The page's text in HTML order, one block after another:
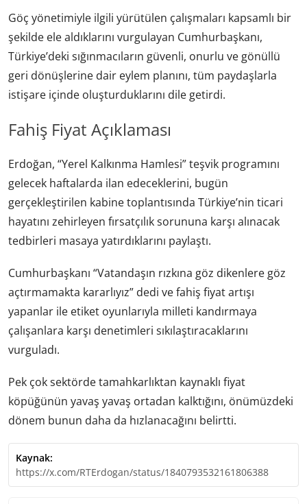
Göç yönetimiyle ilgili yürütülen çalışmaları kapsamlı bir
şekilde ele aldıklarını vurgulayan Cumhurbaşkanı,
Türkiye’deki sığınmacıların güvenli, onurlu ve gönüllü
geri dönüşlerine dair eylem planını, tüm paydaşlarla
istişare içinde oluşturduklarını dile getirdi.
Fahiş Fiyat Açıklaması
Erdoğan, “Yerel Kalkınma Hamlesi” teşvik programını
gelecek haftalarda ilan edeceklerini, bugün
gerçekleştirilen kabine toplantısında Türkiye’nin ticari
hayatını zehirleyen fırsatçılık sorununa karşı alınacak
tedbirleri masaya yatırdıklarını paylaştı.
Cumhurbaşkanı “Vatandaşın rızkına göz dikenlere göz
açtırmamakta kararlıyız” dedi ve fahiş fiyat artışı
yapanlar ile etiket oyunlarıyla milleti kandırmaya
çalışanlara karşı denetimleri sıkılaştıracaklarını
vurguladı.
Pek çok sektörde tamahkarlıktan kaynaklı fiyat
köpüğünün yavaş yavaş ortadan kalktığını, önümüzdeki
dönem bunun daha da hızlanacağını belirtti.
Kaynak:
https://x.com/RTErdogan/status/1840793532161806388